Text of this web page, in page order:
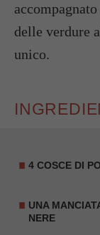
delle verdure
unico.
4 COSCE DI
UNA
NERE